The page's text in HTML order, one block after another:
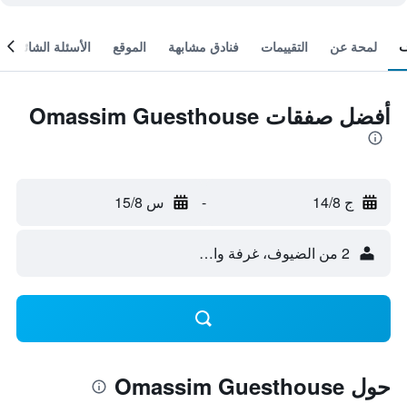
لمحة عن التقييمات فنادق مشابهة الموقع الأسئلة الشائعة
أفضل صفقات Omassim Guesthouse
ج 14/8 - س 15/8
2 من الضيوف، غرفة واحدة
حول Omassim Guesthouse